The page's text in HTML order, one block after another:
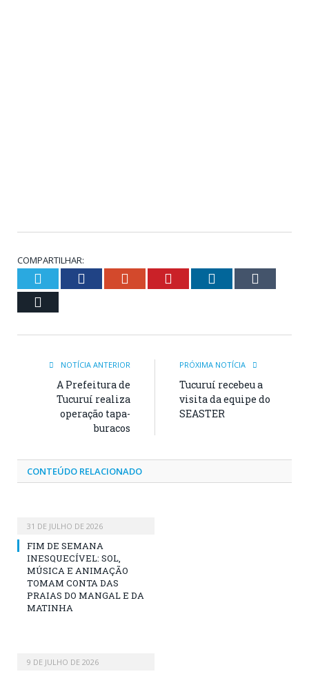
COMPARTILHAR:
Twitter Facebook Google+ Pinterest LinkedIn
NOTÍCIA ANTERIOR
A Prefeitura de
Tucuruí realiza
operação tapa-
buracos
PRÓXIMA NOTÍCIA
Tucuruí recebeu a
visita da equipe do
SEASTER
CONTEÚDO RELACIONADO
31 DE JULHO DE 2026
FIM DE SEMANA
INESQUECÍVEL: SOL,
MÚSICA E ANIMAÇÃO
TOMAM CONTA DAS
PRAIAS DO MANGAL E DA
MATINHA
9 DE JULHO DE 2026